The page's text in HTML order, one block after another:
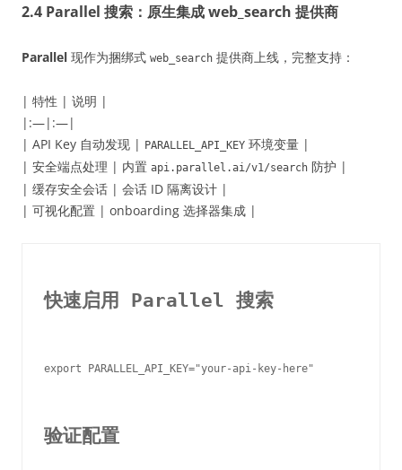
2.4 Parallel 搜索：原生集成 web_search 提供商
Parallel 现作为捆绑式 web_search 提供商上线，完整支持：
| 特性 | 说明 |
|:—|:—|
| API Key 自动发现 |
PARALLEL_API_KEY 环境变量 |
| 安全端点处理 | 内置 api.parallel.ai/v1/search 防护 |
| 缓存安全会话 | 会话 ID 隔离设计 |
| 可视化配置 | onboarding 选择器集成 |
快速启用 Parallel 搜索
export PARALLEL_API_KEY="your-api-key-here"
验证配置